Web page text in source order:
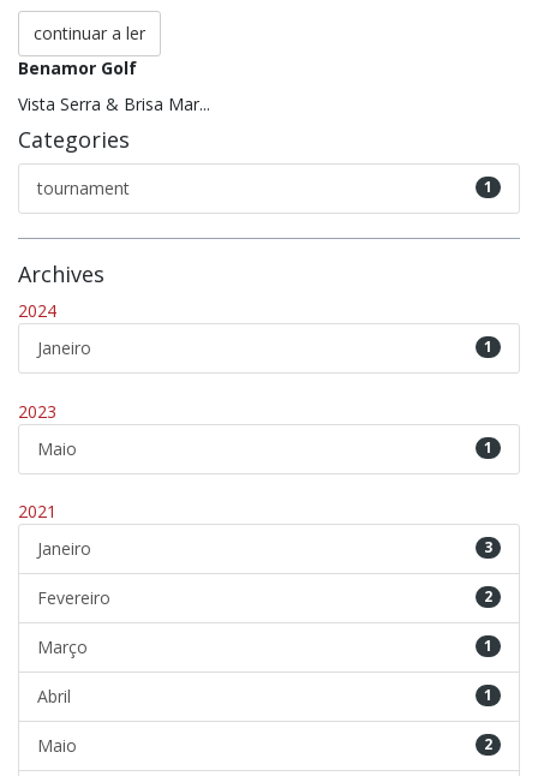
continuar a ler
Benamor Golf
Vista Serra & Brisa Mar...
Categories
1
tournament
Archives
2024
1
Janeiro
2023
1
Maio
2021
3
Janeiro
2
Fevereiro
1
Março
1
Abril
2
Maio